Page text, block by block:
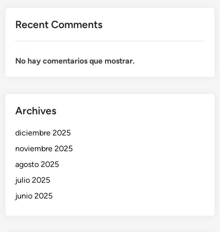
Recent Comments
No hay comentarios que mostrar.
Archives
diciembre 2025
noviembre 2025
agosto 2025
julio 2025
junio 2025